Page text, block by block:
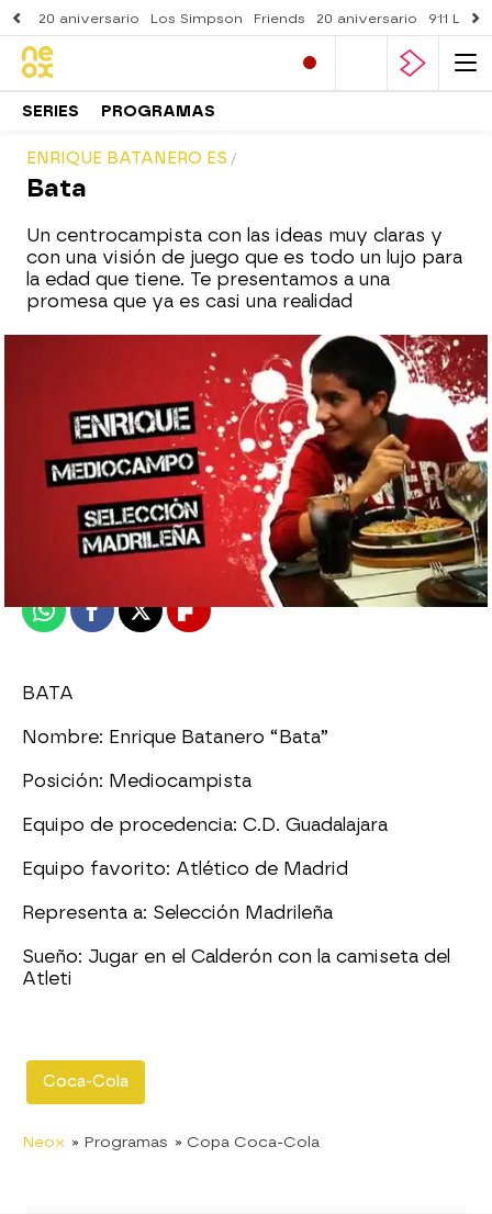
20 aniversario Los Simpson Friends 20 aniversario 911
SERIES PROGRAMAS
ENRIQUE BATANERO ES
Bata
Un centrocampista con las ideas muy claras y
con una visión de juego que es todo un lujo para
la edad que tiene. Te presentamos a una
promesa que ya es casi una realidad
neox
Madrid
Publicado:02 de junio de 2011, 11:01
WhatsappFacebook
X Flipboard
BATA
Nombre: Enrique Batanero “Bata”
Posición: Mediocampista
Equipo de procedencia: C.D. Guadalajara
Equipo favorito: Atlético de Madrid
Representa a: Selección Madrileña
Sueño: Jugar en el Calderón con la camiseta del
Atleti
Coca-Cola
Neox » Programas » Copa Coca-Cola